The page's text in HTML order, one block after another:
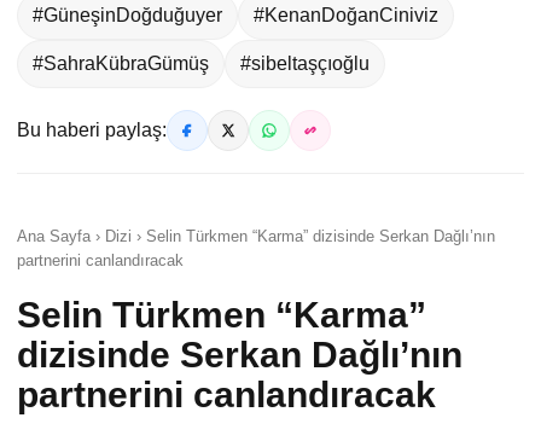
#GüneşinDoğduğuyer #KenanDoğanCiniviz
#SahraKübraGümüş #sibeltaşçıoğlu
Bu haberi paylaş:
Ana Sayfa › Dizi › Selin Türkmen “Karma” dizisinde Serkan Dağlı’nın
partnerini canlandıracak
Selin Türkmen “Karma”
dizisinde Serkan Dağlı’nın
partnerini canlandıracak